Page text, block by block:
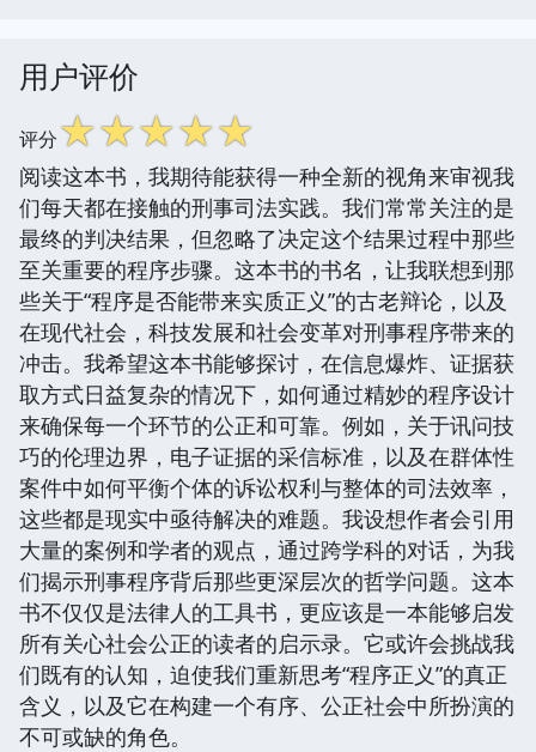
用户评价
评分☆☆☆☆☆
阅读这本书，我期待能获得一种全新的视角来审视我
们每天都在接触的刑事司法实践。我们常常关注的是
最终的判决结果，但忽略了决定这个结果过程中那些
至关重要的程序步骤。这本书的书名，让我联想到那
些关于“程序是否能带来实质正义”的古老辩论，以及
在现代社会，科技发展和社会变革对刑事程序带来的
冲击。我希望这本书能够探讨，在信息爆炸、证据获
取方式日益复杂的情况下，如何通过精妙的程序设计
来确保每一个环节的公正和可靠。例如，关于讯问技
巧的伦理边界，电子证据的采信标准，以及在群体性
案件中如何平衡个体的诉讼权利与整体的司法效率，
这些都是现实中亟待解决的难题。我设想作者会引用
大量的案例和学者的观点，通过跨学科的对话，为我
们揭示刑事程序背后那些更深层次的哲学问题。这本
书不仅仅是法律人的工具书，更应该是一本能够启发
所有关心社会公正的读者的启示录。它或许会挑战我
们既有的认知，迫使我们重新思考“程序正义”的真正
含义，以及它在构建一个有序、公正社会中所扮演的
不可或缺的角色。